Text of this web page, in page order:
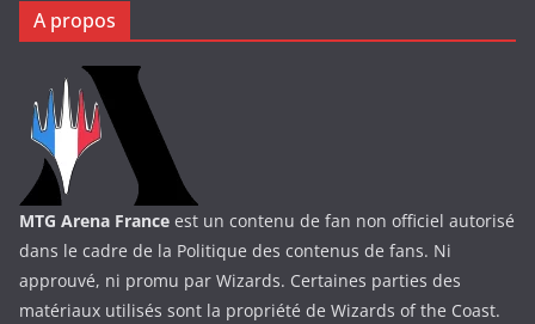
A propos
MTG Arena France est un contenu de fan non officiel autorisé
dans le cadre de la Politique des contenus de fans. Ni
approuvé, ni promu par Wizards. Certaines parties des
matériaux utilisés sont la propriété de Wizards of the Coast.